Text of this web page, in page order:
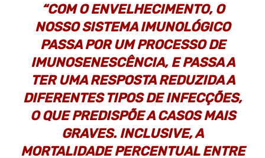
“COM O ENVELHECIMENTO, O
NOSSO SISTEMA IMUNOLÓGICO
PASSA POR UM PROCESSO DE
IMUNOSENESCÊNCIA, E PASSA A
TER UMA RESPOSTA REDUZIDA A
DIFERENTES TIPOS DE INFECÇÕES,
O QUE PREDISPÕE A CASOS MAIS
GRAVES. INCLUSIVE, A
MORTALIDADE PERCENTUAL ENTRE